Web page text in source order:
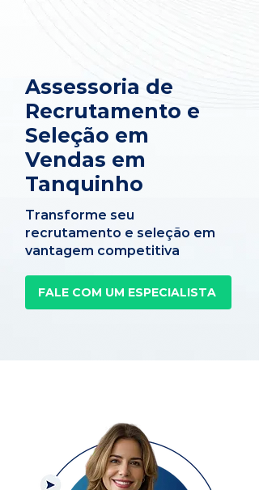
Assessoria de
Recrutamento e
Seleção em
Vendas em
Tanquinho
Transforme seu
recrutamento e seleção em
vantagem competitiva
FALE COM UM ESPECIALISTA